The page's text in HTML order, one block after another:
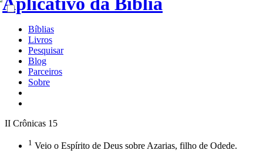
Bíblias
Livros
Pesquisar
Blog
Parceiros
Sobre
II Crônicas 15
1 Veio o Espírito de Deus sobre Azarias, filho de Odede.